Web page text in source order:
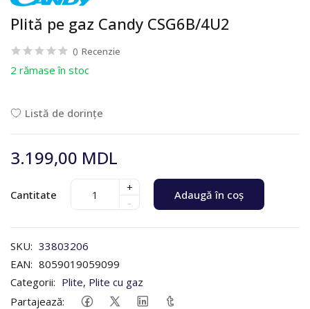
Plită pe gaz Candy CSG6B/4U2
0 Recenzie
2 rămase în stoc
Listă de dorințe
3.199,00 MDL
Cantitate
+
-
Adaugă în coș
SKU: 33803206
EAN: 8059019059099
Categorii: Plite, Plite cu gaz
Partajează: